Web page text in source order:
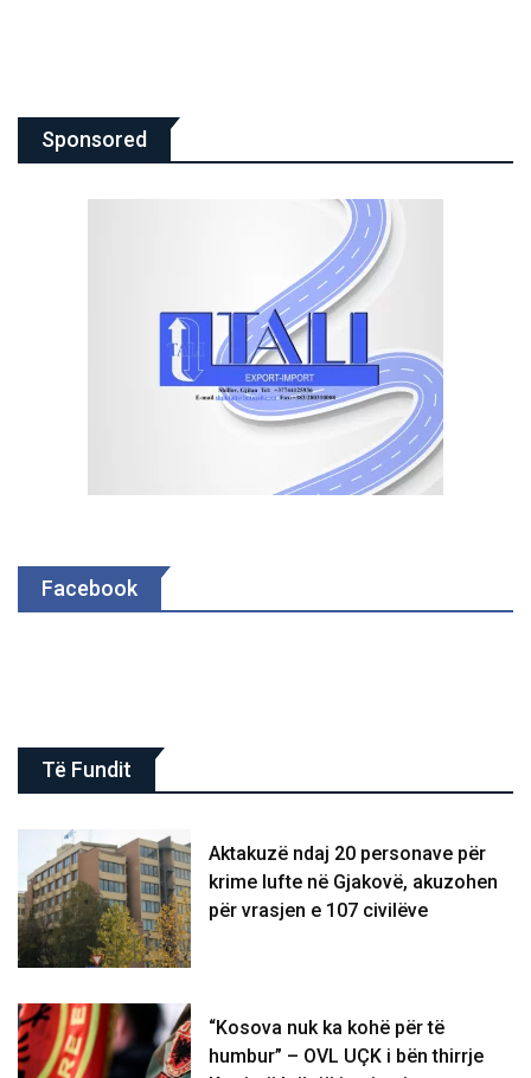
Sponsored
Facebook
Të Fundit
Aktakuzë ndaj 20 personave për
krime lufte në Gjakovë, akuzohen
për vrasjen e 107 civilëve
“Kosova nuk ka kohë për të
humbur” – OVL UÇK i bën thirrje